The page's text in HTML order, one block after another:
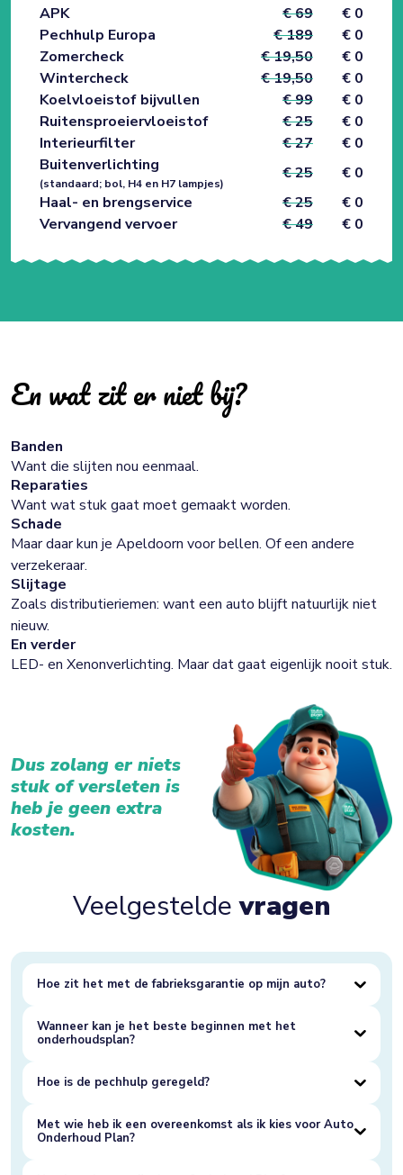
APK
€ 69
€ 0
Pechhulp Europa
€ 189
€ 0
Zomercheck
€ 19,50
€ 0
Wintercheck
€ 19,50
€ 0
Koelvloeistof bijvullen
€ 99
€ 0
Ruitensproeiervloeistof
€ 25
€ 0
Interieurfilter
€ 27
€ 0
Buitenverlichting
(standaard; bol, H4 en H7 lampjes)
€ 25
€ 0
Haal- en brengservice
€ 25
€ 0
Vervangend vervoer
€ 49 € 0
En wat zit er niet bij?
Banden
Want die slijten nou eenmaal.
Reparaties
Want wat stuk gaat moet gemaakt worden.
Schade
Maar daar kun je Apeldoorn voor bellen. Of een andere
verzekeraar.
Slijtage
Zoals distributieriemen: want een auto blijft natuurlijk niet
nieuw.
En verder
LED- en Xenonverlichting. Maar dat gaat eigenlijk nooit stuk.
Dus zolang er niets
stuk of versleten is
heb je geen extra
kosten.
Veelgesteldevragen
Hoe zit het met de fabrieksgarantie op mijn auto?
Wanneer kan je het beste beginnen met het
onderhoudsplan?
Hoe is de pechhulp geregeld?
Met wie heb ik een overeenkomst als ik kies voor Auto
Onderhoud Plan?